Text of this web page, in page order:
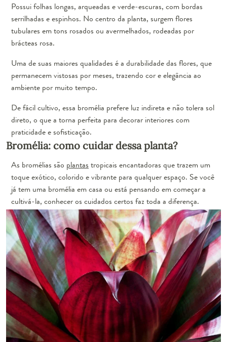
Possui folhas longas, arqueadas e verde-escuras, com bordas
serrilhadas e espinhos. No centro da planta, surgem flores
tubulares em tons rosados ou avermelhados, rodeadas por
brácteas rosa.
Uma de suas maiores qualidades é a durabilidade das flores, que
permanecem vistosas por meses, trazendo cor e elegância ao
ambiente por muito tempo.
De fácil cultivo, essa bromélia prefere luz indireta e não tolera sol
direto, o que a torna perfeita para decorar interiores com
praticidade e sofisticação.
Bromélia: como cuidar dessa planta?
As bromélias são plantas tropicais encantadoras que trazem um
toque exótico, colorido e vibrante para qualquer espaço. Se você
já tem uma bromélia em casa ou está pensando em começar a
cultivá-la, conhecer os cuidados certos faz toda a diferença.